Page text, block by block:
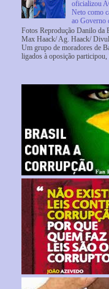
oficializou
Neto como
ao Governo
Fotos Reprodução Danilo da
Max Haack/ Ag. Haack/
Um grupo de moradores de
ligados à oposição participou,